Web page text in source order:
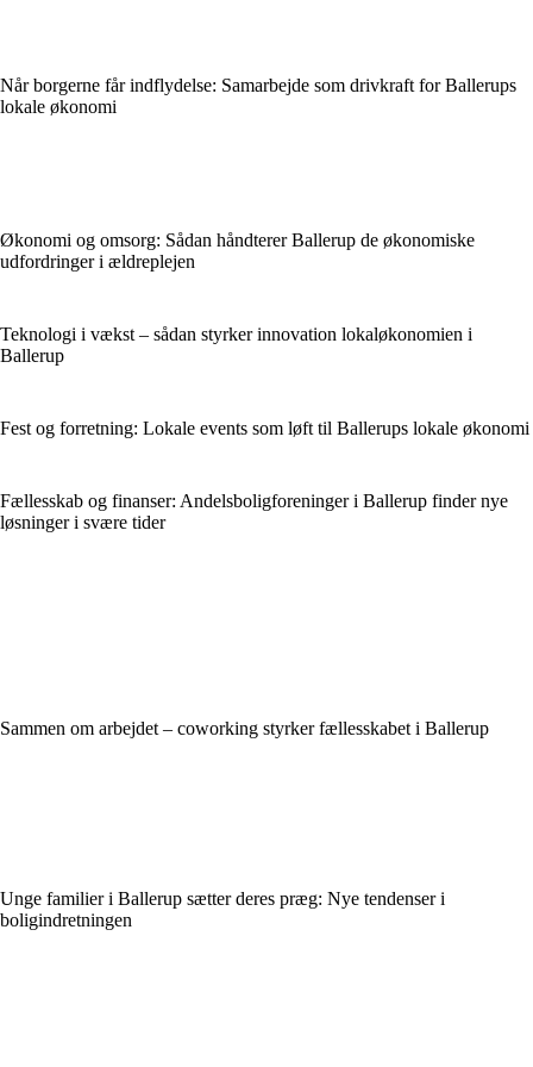
Når borgerne får indflydelse: Samarbejde som drivkraft for Ballerups
lokale økonomi
Økonomi og omsorg: Sådan håndterer Ballerup de økonomiske
udfordringer i ældreplejen
Teknologi i vækst – sådan styrker innovation lokaløkonomien i
Ballerup
Fest og forretning: Lokale events som løft til Ballerups lokale økonomi
Fællesskab og finanser: Andelsboligforeninger i Ballerup finder nye
løsninger i svære tider
Sammen om arbejdet – coworking styrker fællesskabet i Ballerup
Unge familier i Ballerup sætter deres præg: Nye tendenser i
boligindretningen